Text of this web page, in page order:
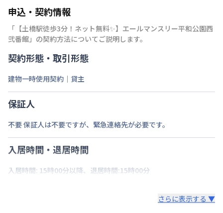
申込・契約情報
「 【土橋駅徒歩3分！ネット無料✨】エールマンスリー平和公園西
弐番館 」の契約方法についてご説明します。
契約形態・取引形態
建物一時使用契約｜貸主
保証人
不要 保証人は不要ですが、緊急連絡先が必要です。
入居時間・退居時間
入居時間: 15時00分以降、退居時間:15時00分
さらに表示する ▼